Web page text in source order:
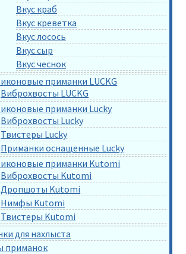
Вкус краб
Вкус креветка
Вкус лосось
Вкус сыр
Вкус чеснок
приманки LUCKG
Виброхвосты LUCKG
приманки Lucky
Виброхвосты Lucky
Твистеры Lucky
Приманки оснащенные Lucky
приманки Kutomi
Виброхвосты Kutomi
Дропшоты Kutomi
Нимфы Kutomi
Твистеры Kutomi
для нахлыста
приманок